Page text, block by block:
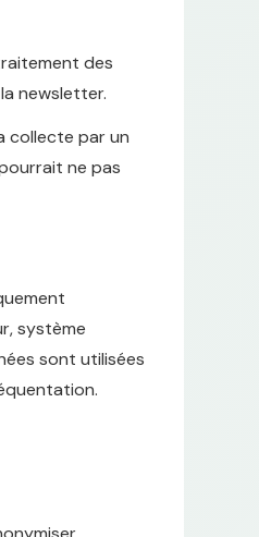
des
newsletter.
collecte par un
ne pas
système
sont utilisées